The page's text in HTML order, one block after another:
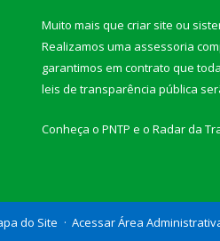
Muito mais que criar site ou
Realizamos uma assessoria
garantimos em contrato que
leis de transparência pública
Conheça o PNTP e o Radar da
do Site Acessar Área